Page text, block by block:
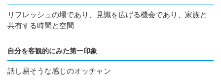
リフレッシュの場であり、見識を広げる機会であり、家族と
共有する時間と空間
自分を客観的にみた第一印象
話し易そうな感じのオッチャン